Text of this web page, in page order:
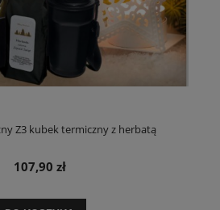
Z3 kubek termiczny z herbatą
107,90 zł